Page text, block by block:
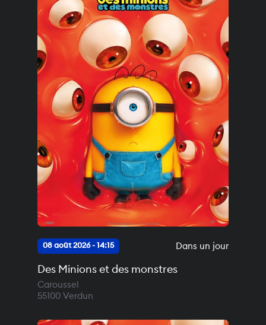
08 août 2026 - 14:15 Dans un jour
Des Minions et des monstres
Caroussel
55100 Verdun